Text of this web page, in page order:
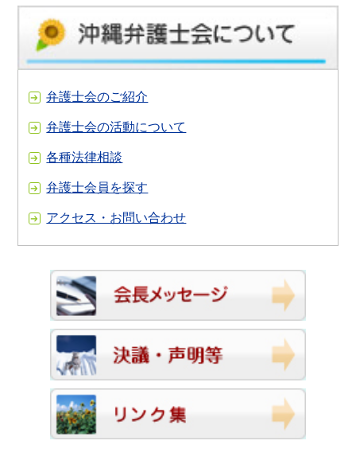
弁護士会のご紹介
弁護士会の活動について
各種法律相談
弁護士会員を探す
アクセス・お問い合わせ